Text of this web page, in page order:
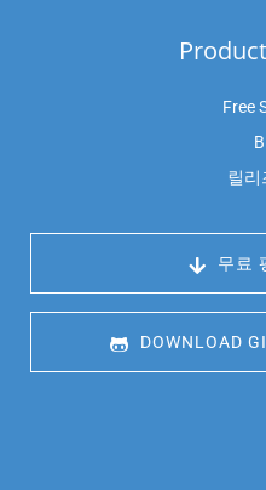
Free
릴리
무료
DOWNLOAD